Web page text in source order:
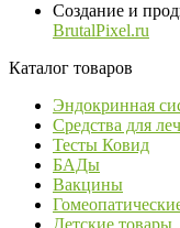
Создание и
BrutalPixel.ru
Каталог товаров
Эндокринная
Средства для
Тесты Ковид
БАДы
Вакцины